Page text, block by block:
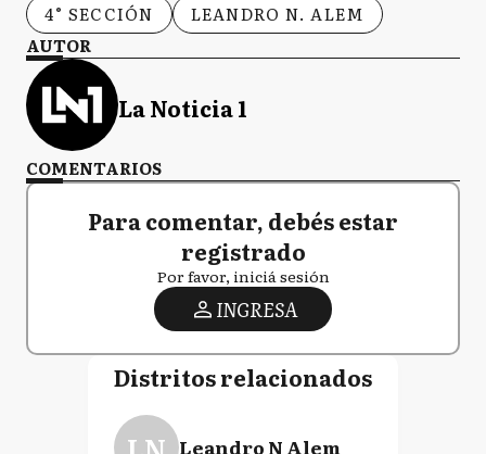
4° SECCIÓN
LEANDRO N. ALEM
AUTOR
La Noticia 1
COMENTARIOS
Para comentar, debés estar
registrado
Por favor, iniciá sesión
INGRESA
Distritos relacionados
Leandro N Alem